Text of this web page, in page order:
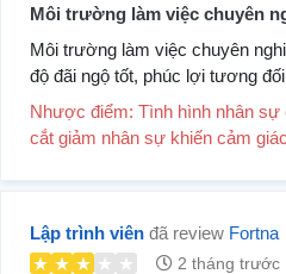
Môi trường làm việc chuyên
Môi trường làm việc chuyên
độ đãi ngộ tốt, phúc lợi tương
đạo có năng lực và hỗ...
Nhược điểm: Tình hình nhân sự có nhiều biến động. Các đợt
cắt giảm nhân sự khiến cảm
Lập trình viên đã review Fortna
2 tháng trước